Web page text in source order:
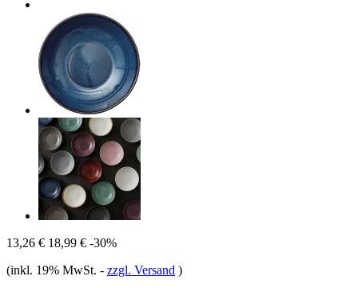
13,26 € 18,99 € -30%
(inkl. 19% MwSt. - zzgl. Versand )